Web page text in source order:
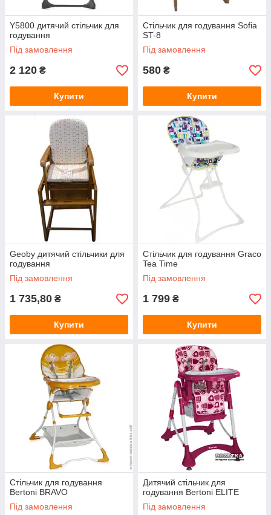
Y5800 дитячий стільчик для
годування
Під замовлення
2 120 ₴
Купити
Стільчик для годування Sofia
ST-8
Під замовлення
580 ₴
Купити
Geoby дитячий стільчики для
годування
Під замовлення
1 735,80 ₴
Купити
Стільчик для годування Graco
Tea Time
Під замовлення
1 799 ₴
Купити
Стільчик для годування
Bertoni BRAVO
Під замовлення
Дитячий стільчик для
годування Bertoni ELITE
Під замовлення